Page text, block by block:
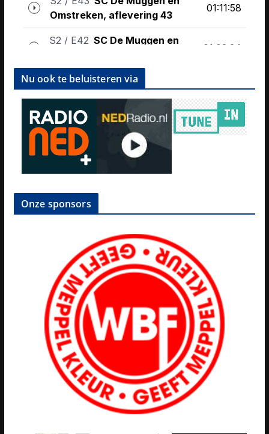
Nu ook te beluisteren via
Onze sponsors